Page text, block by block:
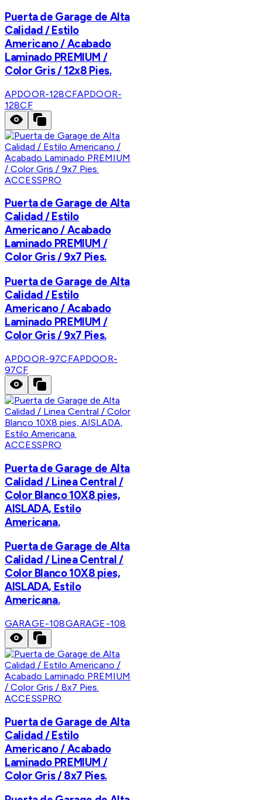
Puerta de Garage de Alta
Calidad / Estilo
Americano / Acabado
Laminado PREMIUM /
Color Gris / 12x8 Pies.
APDOOR-128CFAPDOOR-
128CF
ACCESSPRO
Puerta de Garage de Alta
Calidad / Estilo
Americano / Acabado
Laminado PREMIUM /
Color Gris / 9x7 Pies.
Puerta de Garage de Alta
Calidad / Estilo
Americano / Acabado
Laminado PREMIUM /
Color Gris / 9x7 Pies.
APDOOR-97CFAPDOOR-
97CF
ACCESSPRO
Puerta de Garage de Alta
Calidad / Linea Central /
Color Blanco 10X8 pies,
AISLADA, Estilo
Americana.
Puerta de Garage de Alta
Calidad / Linea Central /
Color Blanco 10X8 pies,
AISLADA, Estilo
Americana.
GARAGE-108GARAGE-108
ACCESSPRO
Puerta de Garage de Alta
Calidad / Estilo
Americano / Acabado
Laminado PREMIUM /
Color Gris / 8x7 Pies.